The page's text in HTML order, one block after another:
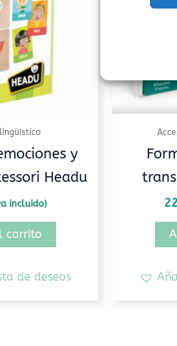
y
Headu
incluido)
carrito
de deseos